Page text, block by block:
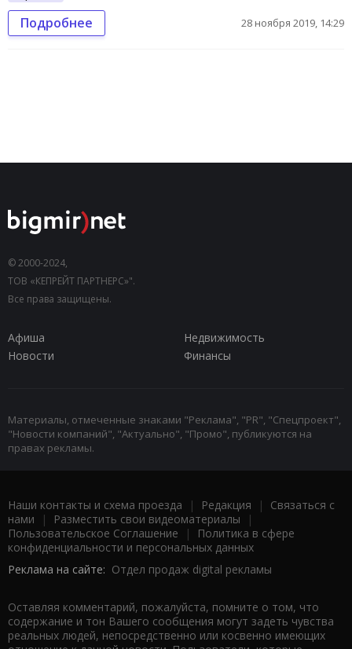
Подробнее 28 ноября 2019, 14:29
© 2000-2024,
ТОВ «КЕПРЕЙТ ПАРТНЕРС»".
Все права защищены.
Афиша
Недвижимость
Новости
Финансы
Материалы, отмеченные знаками "Реклама", "PR", "Спецпроект",
"Новости компаний", "Актуально", "Промо", публикуются на
правах рекламы.
Наши контакты и схема проезда | Редакция | Связаться с
нами | Разместить свои видеоматериалы |
Пользовательское Соглашение |
Политика в сфере
конфиденциальности и персональных данных
Реклама на сайте: Отдел продаж digital рекламы
Оставляя комментарий, пожалуйста, помните о том, что
содержание и тон Вашего сообщения могут задеть чувства
реальных людей, непосредственно или косвенно имеющих